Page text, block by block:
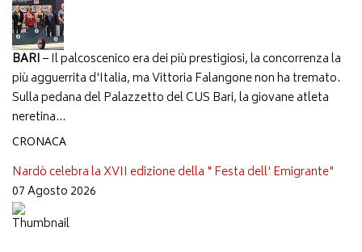
BARI– Il palcoscenico era dei più prestigiosi, la concorrenza la
più agguerrita d'Italia, ma Vittoria Falangone non ha tremato.
Sulla pedana del Palazzetto del CUS Bari, la giovane atleta
neretina...
CRONACA
Nardò celebra la XVII edizione della " Festa dell' Emigrante"
07 Agosto 2026